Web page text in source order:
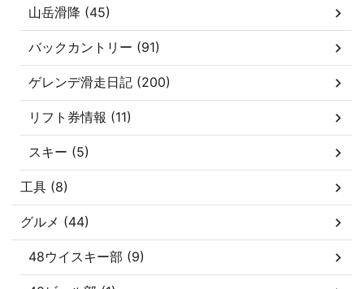
山岳滑降 (45)
バックカントリー (91)
ゲレンデ滑走日記 (200)
リフト券情報 (11)
スキー (5)
工具 (8)
グルメ (44)
48ウイスキー部 (9)